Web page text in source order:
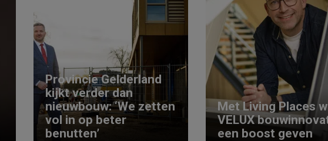
Provincie Gelderland
kijkt verder dan
nieuwbouw: ‘We zetten
vol in op beter
benutten’
Met Living Places
VELUX
een boost geven